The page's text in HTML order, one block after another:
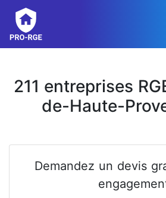
211 entreprises
de-Haute-
Demandez un devis